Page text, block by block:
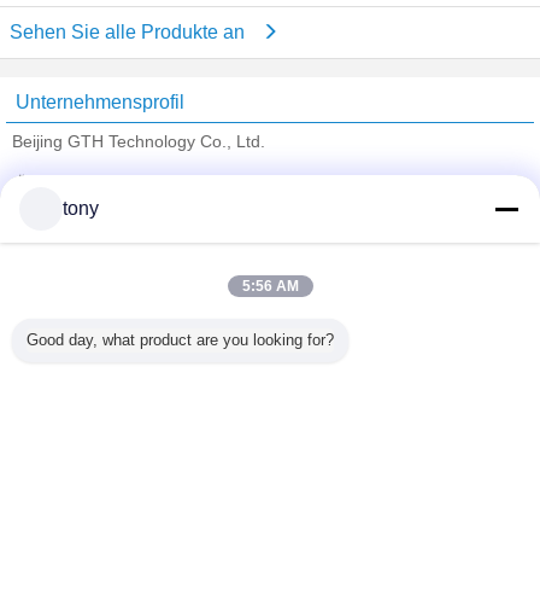
Sehen Sie alle Produkte an
Unternehmensprofil
Beijing GTH Technology Co., Ltd.
Trust Seal
Alle Produkte
tony
5:56 AM
Good day, what product are you looking for?